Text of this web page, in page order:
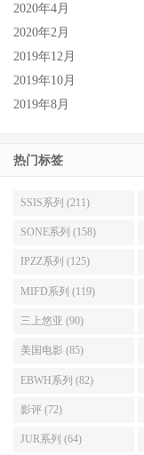
2020年4月
2020年2月
2019年12月
2019年10月
2019年8月
热门标签
SSIS系列 (211)
SONE系列 (158)
IPZZ系列 (125)
MIFD系列 (119)
三上悠亚 (90)
美国电影 (85)
EBWH系列 (82)
影评 (72)
JUR系列 (64)